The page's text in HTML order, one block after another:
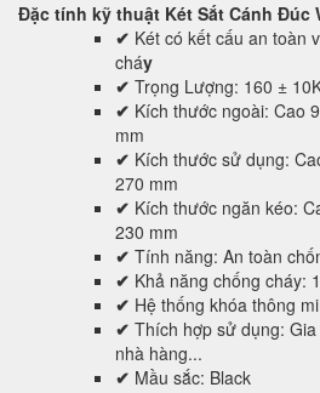
Đặc tính kỹ thuật Két Sắt Cánh Đúc
✔ Két có kết cấu an toàn
cháy
✔ Trọng Lượng: 160 ±
✔ Kích thước ngoài: Cao
mm
✔ Kích thước sử dụng:
270 mm
✔ Kích thước ngăn kéo:
230 mm
✔ Tính năng: An toàn
✔ Khả năng chống cháy:
✔ Hệ thống khóa thông
✔ Thích hợp sử dụng:
nhà hàng...
✔ Mầu sắc: Black